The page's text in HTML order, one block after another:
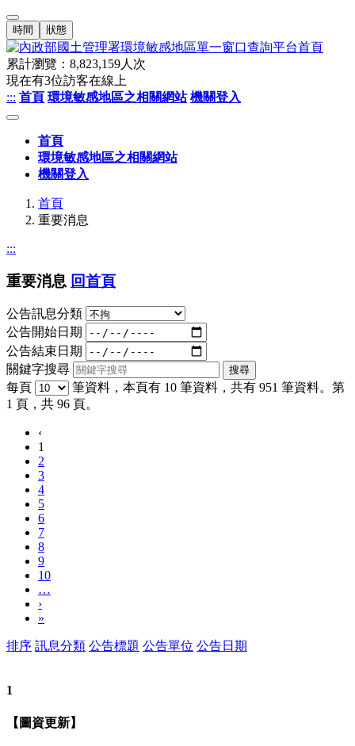
時間 狀態
累計瀏覽： 8,823,159人次
現在有3位訪客在線上
::: 首頁 環境敏感地區之相關網站 機關登入
首頁
環境敏感地區之相關網站
機關登入
首頁
重要消息
:::
重要消息 回首頁
公告訊息分類
公告開始日期
公告結束日期
關鍵字搜尋
每頁
筆資料，本頁有 10 筆資料，共有 951 筆資料。第
1 頁，共 96 頁。
‹
1
2
3
4
5
6
7
8
9
10
…
›
»
排序 訊息分類 公告標題 公告單位 公告日期
1
【圖資更新】